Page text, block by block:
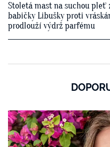
Stoletá mast na suchou pleť
babičky Libušky proti
prodlouží výdrž parfému